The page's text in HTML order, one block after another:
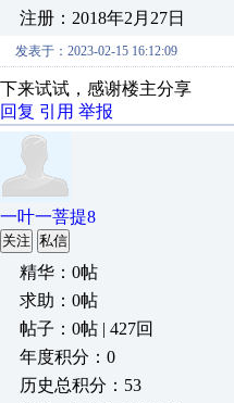
注册：2018年2月27日
发表于：2023-02-15 16:12:09
下来试试，感谢楼主分享
回复 引用 举报
一叶一菩提8
关注 私信
精华：0帖
求助：0帖
帖子：0帖 | 427回
年度积分：0
历史总积分：53